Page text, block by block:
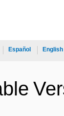
English
Español